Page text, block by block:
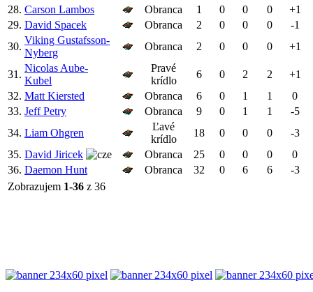
28. Carson Lambos Obranca 1 0 0 0
+1
29. David Spacek Obranca 2 0 0 0
-1
30.
Viking Gustafsson-
Nyberg
Obranca 2 0 0 0 +1
31.
Nicolas Aube-
Kubel
Pravé
krídlo
6 0 2 2
+1
32. Matt Kiersted Obranca 6 0 1 1
0
33. Jeff Petry Obranca 9 0 1 1
-5
34. Liam Ohgren
Ľavé
krídlo
18 0 0 0
-3
35. David Jiricek Obranca 25 0 0 0
0
36. Daemon Hunt Obranca 32 0 6 6
-3
Zobrazujem 1-36 z 36